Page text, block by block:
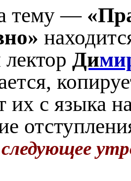
тему —
Ди
их с языка